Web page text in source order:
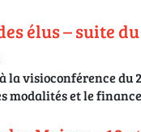
élus – suite
la visioconférence du
modalités et le